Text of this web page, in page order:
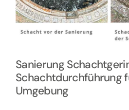
Sanierung
Schachtdurchführung
Umgebung